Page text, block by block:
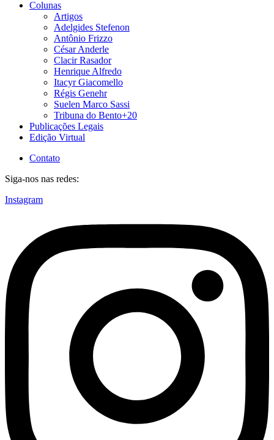
Colunas
Artigos
Adelgides Stefenon
Antônio Frizzo
César Anderle
Clacir Rasador
Henrique Alfredo
Itacyr Giacomello
Régis Genehr
Suelen Marco Sassi
Tribuna do Bento+20
Publicações Legais
Edição Virtual
Contato
Siga-nos nas redes:
Instagram